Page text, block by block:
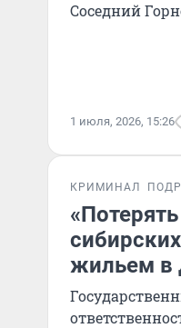
Соседний
1 июля, 2026, 15:26
КРИМИНАЛ
жильем в